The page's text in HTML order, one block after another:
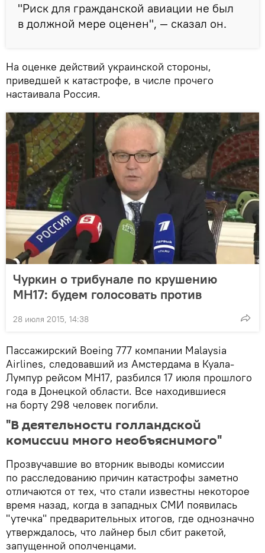
"Риск для гражданской авиации не был
в должной мере оценен", — сказал он.
На оценке действий украинской стороны,
приведшей к катастрофе, в числе прочего
настаивала Россия.
Чуркин о трибунале по крушению
МН17: будем голосовать против
28 июля 2015, 14:38
Пассажирский Boeing 777 компании Malaysia
Airlines, следовавший из Амстердама в Куала-
Лумпур рейсом MH17, разбился 17 июля прошлого
года в Донецкой области. Все находившиеся
на борту 298 человек погибли.
"В деятельности голландской
комиссии много необъяснимого"
Прозвучавшие во вторник выводы комиссии
по расследованию причин катастрофы заметно
отличаются от тех, что стали известны некоторое
время назад, когда в западных СМИ появилась
"утечка" предварительных итогов, где однозначно
утверждалось, что лайнер был сбит ракетой,
запущенной ополченцами.